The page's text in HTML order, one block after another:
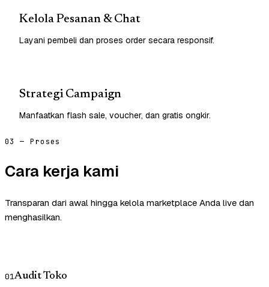
Kelola Pesanan & Chat
Layani pembeli dan proses order secara responsif.
Strategi Campaign
Manfaatkan flash sale, voucher, dan gratis ongkir.
03 — Proses
Cara kerja kami
Transparan dari awal hingga kelola marketplace Anda live dan
menghasilkan.
01Audit Toko